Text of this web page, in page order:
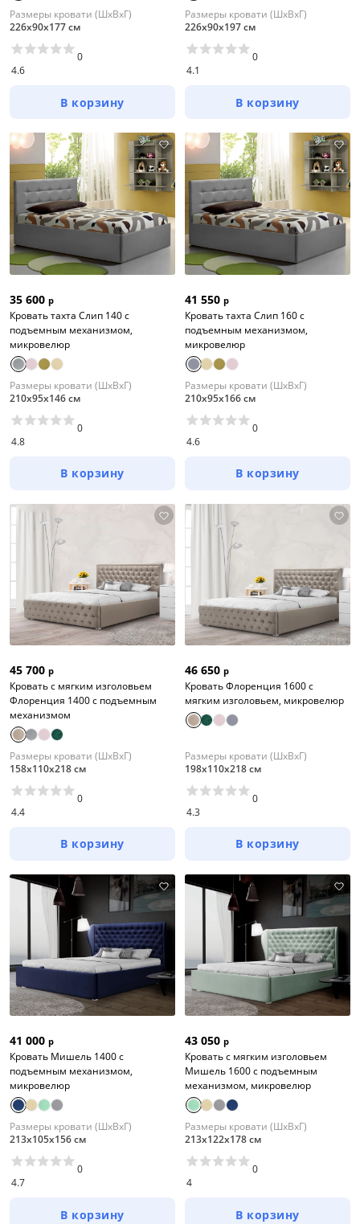
Размеры кровати (ШхВхГ)
226х90х177 см
4.6
0
В корзину
Размеры кровати (ШхВхГ)
226х90х197 см
4.1
0
В корзину
35 600 р
Кровать тахта Слип 140 с
подъемным механизмом,
микровелюр
Размеры кровати (ШхВхГ)
210х95х146 см
4.8
0
В корзину
41 550 р
Кровать тахта Слип 160 с
подъемным механизмом,
микровелюр
Размеры кровати (ШхВхГ)
210х95х166 см
4.6
0
В корзину
45 700 р
Кровать с мягким изголовьем
Флоренция 1400 с подъемным
механизмом
Размеры кровати (ШхВхГ)
158х110х218 см
4.4
0
В корзину
46 650 р
Кровать Флоренция 1600 с
мягким изголовьем, микровелюр
Размеры кровати (ШхВхГ)
198х110х218 см
4.3
0
В корзину
41 000 р
Кровать Мишель 1400 с
подъемным механизмом,
микровелюр
Размеры кровати (ШхВхГ)
213х105х156 см
4.7
0
В корзину
43 050 р
Кровать с мягким изголовьем
Мишель 1600 с подъемным
механизмом, микровелюр
Размеры кровати (ШхВхГ)
213х122х178 см
4
0
В корзину